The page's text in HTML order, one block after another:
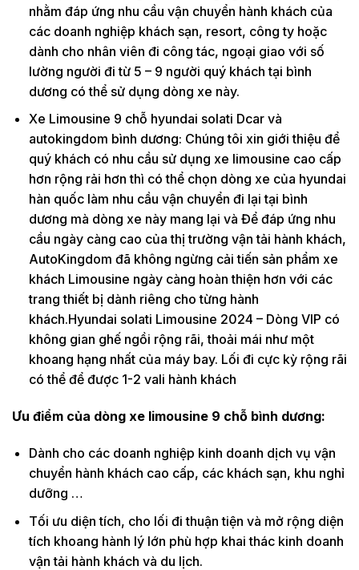
nhằm đáp ứng nhu cầu vận chuyển hành khách của
các doanh nghiệp khách sạn, resort, công ty hoặc
dành cho nhân viên đi công tác, ngoại giao với số
lường người đi từ 5 – 9 người quý khách tại bình
dương có thể sử dụng dòng xe này.
Xe Limousine 9 chỗ hyundai solati Dcar và
autokingdom bình dương: Chúng tôi xin giới thiệu để
quý khách có nhu cầu sử dụng xe limousine cao cấp
hơn rộng rải hơn thì có thể chọn dòng xe của hyundai
hàn quốc làm nhu cầu vận chuyển đi lại tại bình
dương mà dòng xe này mang lại và Để đáp ứng nhu
cầu ngày càng cao của thị trường vận tải hành khách,
AutoKingdom đã không ngừng cải tiến sản phẩm xe
khách Limousine ngày càng hoàn thiện hơn với các
trang thiết bị dành riêng cho từng hành
khách.Hyundai solati Limousine 2024 – Dòng VIP có
không gian ghế ngồi rộng rãi, thoải mái như một
khoang hạng nhất của máy bay. Lối đi cực kỳ rộng rãi
có thể để được 1-2 vali hành khách
Ưu điểm của dòng xe limousine 9 chỗ bình dương:
Dành cho các doanh nghiệp kinh doanh dịch vụ vận
chuyển hành khách cao cấp, các khách sạn, khu nghỉ
dưỡng …
Tối ưu diện tích, cho lối đi thuận tiện và mở rộng diện
tích khoang hành lý lớn phù hợp khai thác kinh doanh
vận tải hành khách và du lịch.